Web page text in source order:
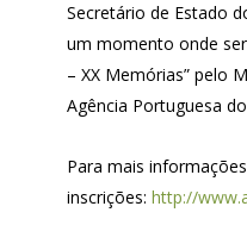
Secretário de Estado
um momento onde
– XX Memórias” pelo
Agência Portuguesa
Para mais
inscrições:http://